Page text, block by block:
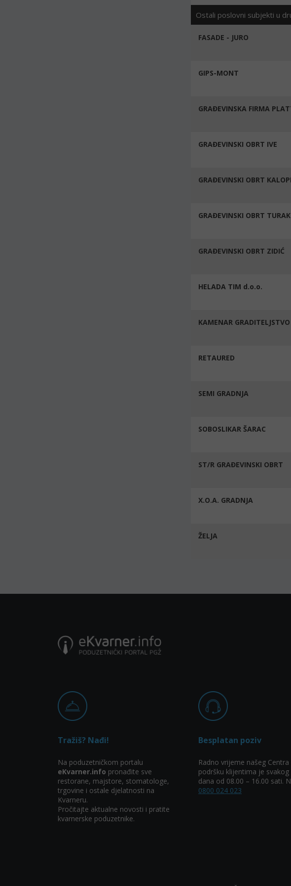
Ostali poslovni subjekti u
FASADE - JURO
GIPS-MONT
GRAĐEVINSKA FIRMA
GRAĐEVINSKI OBRT IVE
GRAĐEVINSKI OBRT
GRAĐEVINSKI OBRT TURAK
GRAĐEVINSKI OBRT ZIDIĆ
HELADA TIM d.o.o.
KAMENAR GRADITELJSTVO
RETAURED
SEMI GRADNJA
SOBOSLIKAR ŠARAC
ST/R GRAĐEVINSKI OBRT
X.O.A. GRADNJA
ŽELJA
Tražiš? Nađi!
Na poduzetničkom portalu
eKvarner.info pronađite sve
restorane, majstore, stomatologe,
trgovine i ostale djelatnosti na
Kvarneru.
Pročitajte aktualne novosti i pratite
kvarnerske poduzetnike.
Besplatan poziv
Radno vrijeme našeg Centra
podršku klijentima je
dana od 08.00 – 16.00 sati.
0800 024 023